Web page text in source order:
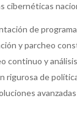
cibernéticas
de
y parcheo
continuo y
rigurosa de